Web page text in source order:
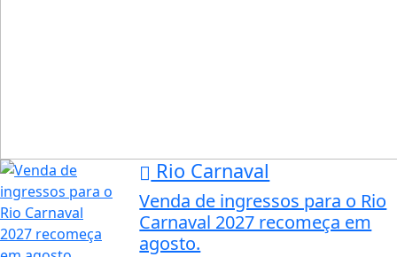
Rio Carnaval
Venda de ingressos para o Rio
Carnaval 2027 recomeça em
agosto.